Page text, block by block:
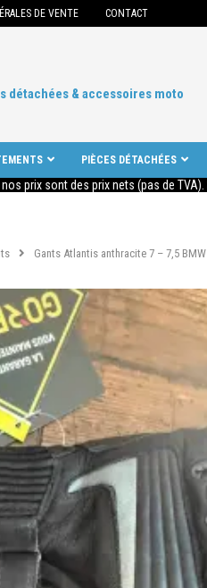
DE VENTE CONTACT
détachées & accessoires moto
PIÈCES DÉTACHÉES
prix sont des prix nets (pas de TVA).
Gants Atlantis anthracite 7 – 7,5 BMW